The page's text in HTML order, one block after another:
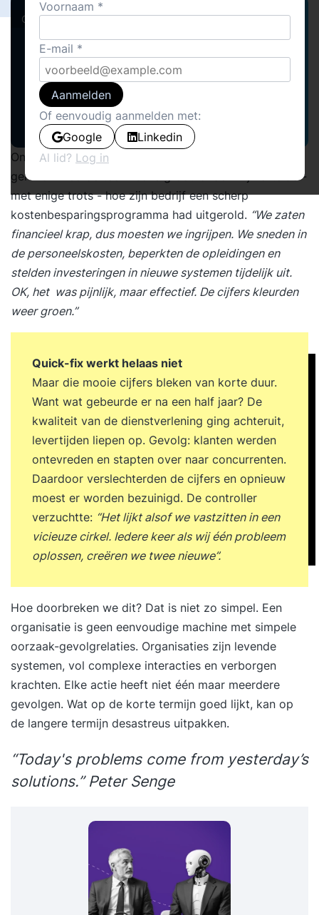
Cover stories · Cases · Instrumenten
Onlangs sprak ik de controller van een
gerenommeerde technische groothandel. Hij vertelde -
met enige trots - hoe zijn bedrijf een scherp
kostenbesparingsprogramma had uitgerold. “We zaten
financieel krap, dus moesten we ingrijpen. We sneden in
de personeelskosten, beperkten de opleidingen en
stelden investeringen in nieuwe systemen tijdelijk uit.
OK, het was pijnlijk, maar effectief. De cijfers kleurden
weer groen.”
Quick-fix werkt helaas niet
Maar die mooie cijfers bleken van korte duur.
Want wat gebeurde er na een half jaar? De
kwaliteit van de dienstverlening ging achteruit,
levertijden liepen op. Gevolg: klanten werden
ontevreden en stapten over naar concurrenten.
Daardoor verslechterden de cijfers en opnieuw
moest er worden bezuinigd. De controller
verzuchtte: “Het lijkt alsof we vastzitten in een
vicieuze cirkel. Iedere keer als wij één probleem
oplossen, creëren we twee nieuwe”.
Hoe doorbreken we dit? Dat is niet zo simpel. Een
organisatie is geen eenvoudige machine met simpele
oorzaak-gevolgrelaties. Organisaties zijn levende
systemen, vol complexe interacties en verborgen
krachten. Elke actie heeft niet één maar meerdere
gevolgen. Wat op de korte termijn goed lijkt, kan op
de langere termijn desastreus uitpakken.
“Today's problems come from yesterday’s
solutions.” Peter Senge
Voornaam
E-mail
Aanmelden
Of eenvoudig aanmelden met:
Google
Linkedin
Al lid? Log in